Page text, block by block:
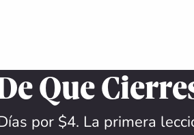
Que
por $4. La primera